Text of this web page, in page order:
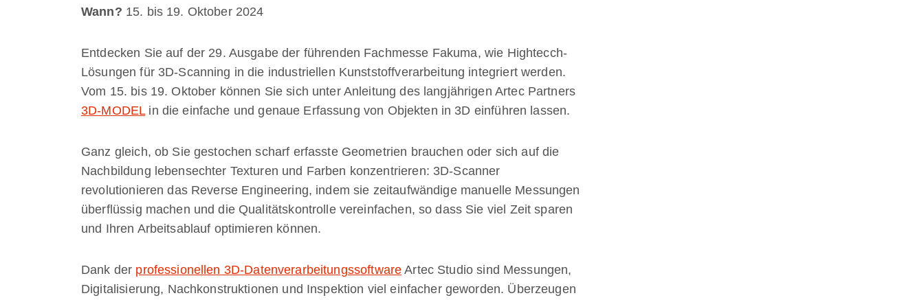
Wann? 15. bis 19. Oktober 2024
Entdecken Sie auf der 29. Ausgabe der führenden Fachmesse Fakuma, wie Hightecch-
Lösungen für 3D-Scanning in die industriellen Kunststoffverarbeitung integriert werden.
Vom 15. bis 19. Oktober können Sie sich unter Anleitung des langjährigen Artec Partners
3D-MODELin die einfache und genaue Erfassung von Objekten in 3D einführen lassen.
Ganz gleich, ob Sie gestochen scharf erfasste Geometrien brauchen oder sich auf die
Nachbildung lebensechter Texturen und Farben konzentrieren: 3D-Scanner
revolutionieren das Reverse Engineering, indem sie zeitaufwändige manuelle Messungen
überflüssig machen und die Qualitätskontrolle vereinfachen, so dass Sie viel Zeit sparen
und Ihren Arbeitsablauf optimieren können.
Dank der professionellen 3D-Datenverarbeitungssoftware Artec Studio sind Messungen,
Digitalisierung, Nachkonstruktionen und Inspektion viel einfacher geworden. Überzeugen